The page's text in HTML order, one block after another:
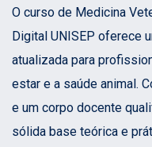
O curso de Medicina
Digital UNISEP oferece
atualizada para
estar e a saúde animal.
e um corpo docente
sólida base teórica e